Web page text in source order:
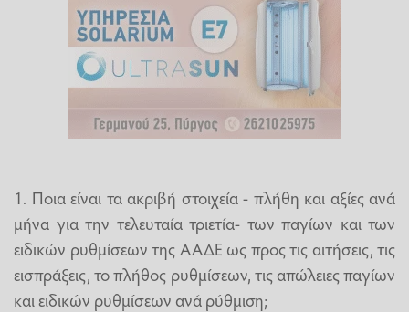
1. Ποια είναι τα ακριβή στοιχεία - πλήθη και αξίες ανά
μήνα για την τελευταία τριετία- των παγίων και των
ειδικών ρυθμίσεων της ΑΑΔΕ ως προς τις αιτήσεις, τις
εισπράξεις, το πλήθος ρυθμίσεων, τις απώλειες παγίων
και ειδικών ρυθμίσεων ανά ρύθμιση;